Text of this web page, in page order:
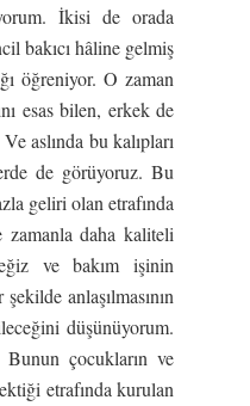
İkisi de orada
bakıcı hâline gelmiş
öğreniyor. O zaman
esas bilen, erkek de
aslında bu kalıpları
de görüyoruz. Bu
geliri olan etrafında
daha kaliteli
ve bakım işinin
anlaşılmasının
düşünüyorum.
çocukların ve
etrafında kurulan